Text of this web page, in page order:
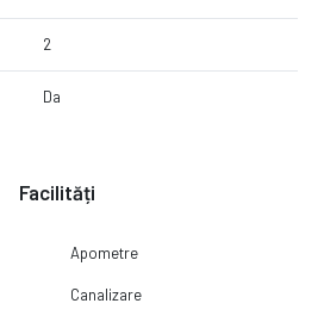
2
Da
Facilități
Apometre
Canalizare